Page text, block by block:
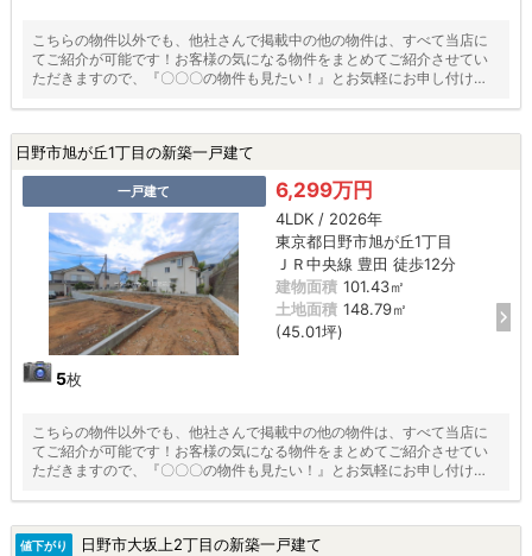
こちらの物件以外でも、他社さんで掲載中の他の物件は、すべて当店に
てご紹介が可能です！お客様の気になる物件をまとめてご紹介させてい
ただきますので、『〇〇〇の物件も見たい！』とお気軽にお申し付けく
日野市旭が丘1丁目の新築一戸建て
一戸建て
5枚
6,299万円
4LDK / 2026年
東京都日野市旭が丘1丁目
ＪＲ中央線 豊田 徒歩12分
建物面積 101.43㎡
土地面積 148.79㎡
(45.01坪)
こちらの物件以外でも、他社さんで掲載中の他の物件は、すべて当店に
てご紹介が可能です！お客様の気になる物件をまとめてご紹介させてい
ただきますので、『〇〇〇の物件も見たい！』とお気軽にお申し付けく
値下がり 日野市大坂上2丁目の新築一戸建て